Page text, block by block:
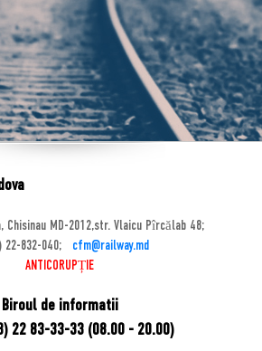
Chisinau MD-2012,str. Vlaicu Pîrcălab 48;
22-832-040;
cfm@railway.md
ANTICORUPȚIE
Biroul de informatii
22 83-33-33 (08.00 - 20.00)